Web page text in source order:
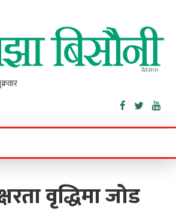
वृद्धिमा जोड